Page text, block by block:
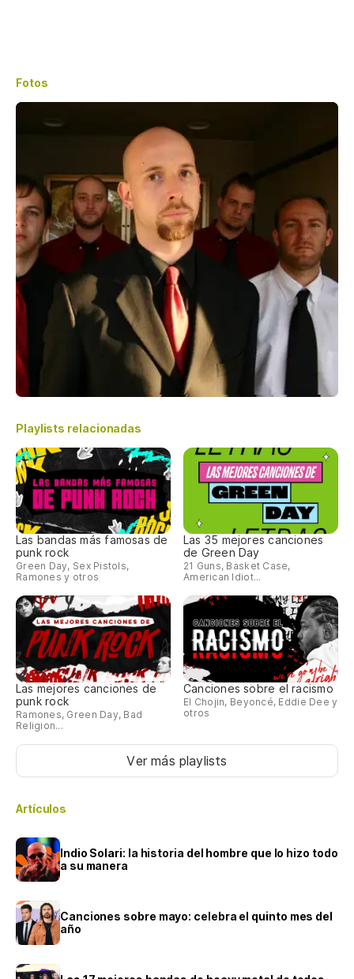
Fotos
Playlists relacionadas
Las bandas más famosas de
punk rock
Green Day, Sex Pistols,
Ramones y otros
Las 35 mejores canciones
de Green Day
21 Guns, Basket Case,
American Idiot...
Las mejores canciones de
punk rock
Ramones, Green Day, Bad
Religion...
Canciones sobre el racismo
El Chojin, Beyoncé, Eddie Dee y
otros
Ver más playlists
Artículos
Indio Solari: la historia del hombre que lo hizo todo
a su manera
Canciones sobre mayo: celebra el quinto mes del
año